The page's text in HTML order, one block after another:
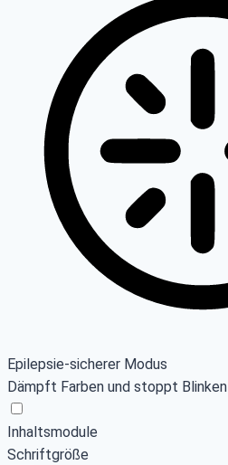
Epilepsie-sicherer Modus
Dämpft Farben und stoppt Blinken
Inhaltsmodule
Schriftgröße